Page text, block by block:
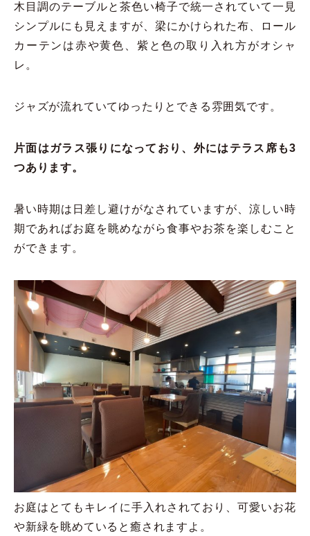
木目調のテーブルと茶色い椅子で統一されていて一見
シンプルにも見えますが、梁にかけられた布、ロール
カーテンは赤や黄色、紫と色の取り入れ方がオシャ
レ。
ジャズが流れていてゆったりとできる雰囲気です。
片面はガラス張りになっており、外にはテラス席も3
つあります。
暑い時期は日差し避けがなされていますが、涼しい時
期であればお庭を眺めながら食事やお茶を楽しむこと
ができます。
お庭はとてもキレイに手入れされており、可愛いお花
や新緑を眺めていると癒されますよ。